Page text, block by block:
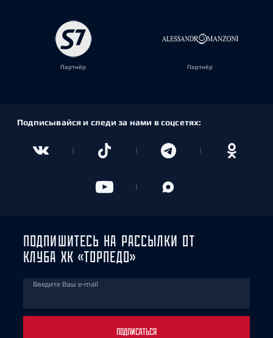
Партнёр Партнёр
Подписывайся и следи за нами в соцсетях:
ПОДПИШИТЕСЬ НА РАССЫЛКИ ОТ
КЛУБА ХК «ТОРПЕДО»
Введите Ваш e-mail
ПОДПИСАТЬСЯ